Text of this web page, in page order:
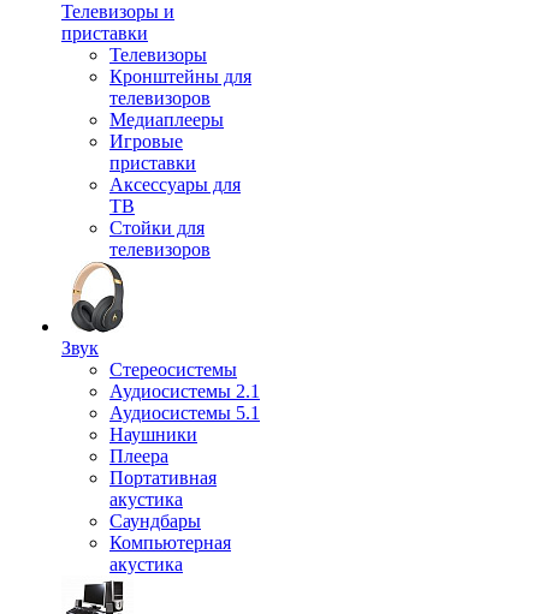
Телевизоры и
приставки
Телевизоры
Кронштейны для
телевизоров
Медиаплееры
Игровые
приставки
Аксессуары для
ТВ
Стойки для
телевизоров
Звук
Стереосистемы
Аудиосистемы 2.1
Аудиосистемы 5.1
Наушники
Плеера
Портативная
акустика
Саундбары
Компьютерная
акустика